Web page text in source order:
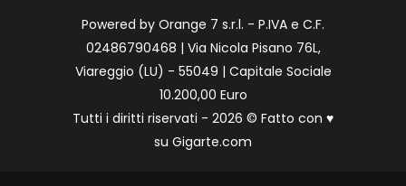
Powered by Orange 7 s.r.l. - P.IVA e C.F.
02486790468 | Via Nicola Pisano 76L,
Viareggio (LU) - 55049 | Capitale Sociale
10.200,00 Euro
Tutti i diritti riservati - 2026 © Fatto con ♥
su Gigarte.com